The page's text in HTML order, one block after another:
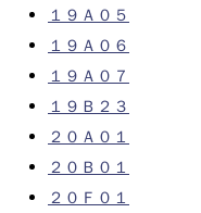
１９Ａ０５
１９Ａ０６
１９Ａ０７
１９Ｂ２３
２０Ａ０１
２０Ｂ０１
２０Ｆ０１